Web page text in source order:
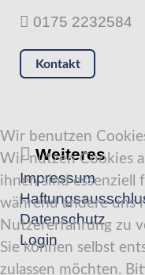
0175 2232584
Kontakt
Weiteres
Impressum
Datenschutz
Login
Wir benutzen
Wir nutzen Cookies
ihnen sind essenziell
während andere uns
Nutzererfahrung zu
Sie können selbst
zulassen möchten.